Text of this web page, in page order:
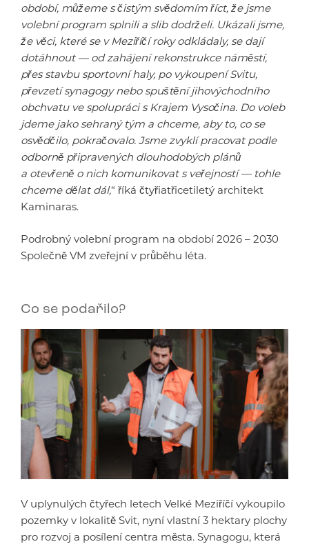
období, můžeme s čistým svědomím říct, že jsme
volební program splnili a slib dodrželi. Ukázali jsme,
že věci, které se v Meziříčí roky odkládaly, se dají
dotáhnout — od zahájení rekonstrukce náměstí,
přes stavbu sportovní haly, po vykoupení Svitu,
převzetí synagogy nebo spuštění jihovýchodního
obchvatu ve spolupráci s Krajem Vysočina. Do voleb
jdeme jako sehraný tým a chceme, aby to, co se
osvědčilo, pokračovalo. Jsme zvyklí pracovat podle
odborně připravených dlouhodobých plánů
a otevřeně o nich komunikovat s veřejností — tohle
chceme dělat dál,“ říká čtyřiatřicetiletý architekt
Kaminaras.
Podrobný volební program na období 2026 – 2030
Společně VM zveřejní v průběhu léta.
Co se podařilo?
V uplynulých čtyřech letech Velké Meziříčí vykoupilo
pozemky v lokalitě Svit, nyní vlastní 3 hektary plochy
pro rozvoj a posílení centra města. Synagogu, která